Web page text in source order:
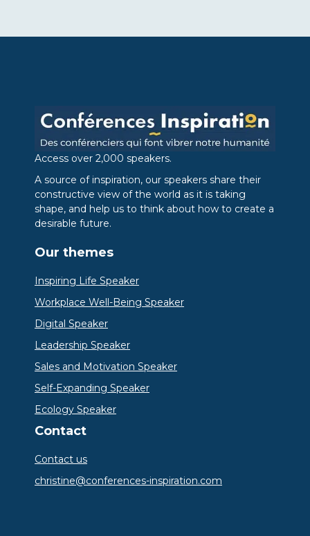
Access over 2,000 speakers.
A source of inspiration, our speakers share their
constructive view of the world as it is taking
shape, and help us to think about how to create a
desirable future.
Our themes
Inspiring Life Speaker
Workplace Well-Being Speaker
Digital Speaker
Leadership Speaker
Sales and Motivation Speaker
Self-Expanding Speaker
Ecology Speaker
Contact
Contact us
christine@conferences-inspiration.com